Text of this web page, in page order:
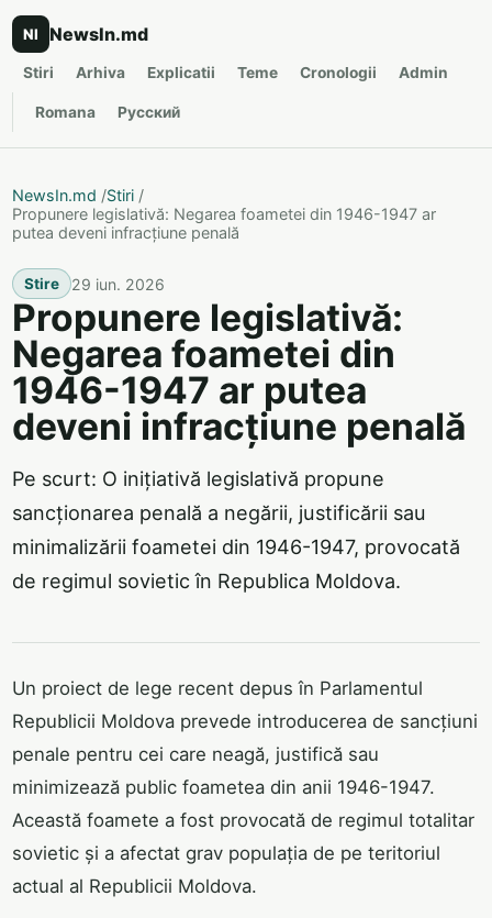
NI NewsIn.md
Stiri Arhiva Explicatii Teme Cronologii Admin
Romana Русский
NewsIn.md /Stiri /
Propunere legislativă: Negarea foametei din 1946-1947 ar
putea deveni infracțiune penală
Stire 29 iun. 2026
Propunere legislativă:
Negarea foametei din
1946-1947 ar putea
deveni infracțiune penală
Pe scurt: O inițiativă legislativă propune
sancționarea penală a negării, justificării sau
minimalizării foametei din 1946-1947, provocată
de regimul sovietic în Republica Moldova.
Un proiect de lege recent depus în Parlamentul
Republicii Moldova prevede introducerea de sancțiuni
penale pentru cei care neagă, justifică sau
minimizează public foametea din anii 1946-1947.
Această foamete a fost provocată de regimul totalitar
sovietic și a afectat grav populația de pe teritoriul
actual al Republicii Moldova.